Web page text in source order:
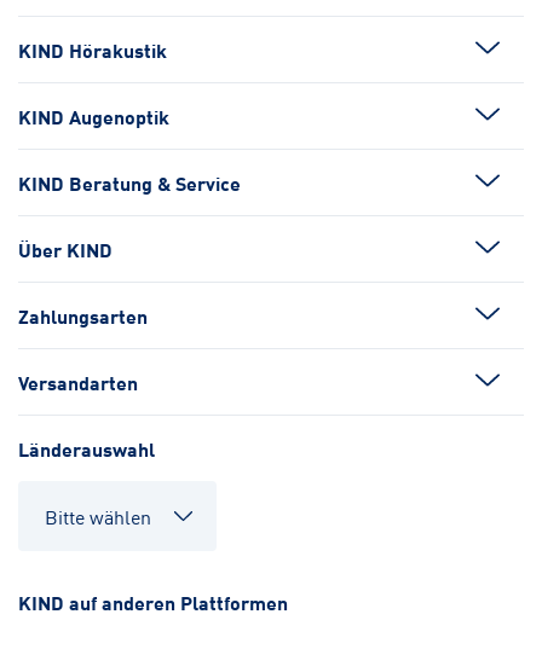
KIND Hörakustik
KIND Augenoptik
KIND Beratung & Service
Über KIND
Zahlungsarten
Versandarten
Länderauswahl
KIND auf anderen Plattformen